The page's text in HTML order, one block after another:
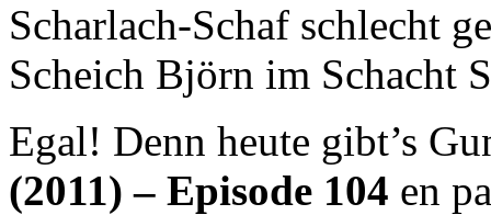
Scharlach-Schaf schlecht
Scheich Björn im Schacht
Egal! Denn heute gibt’s
(2011) – Episode 104 en